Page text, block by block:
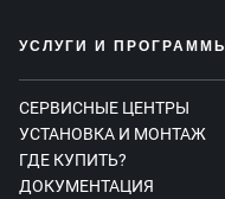
УСЛУГИ И ПРОГРАММЫ
СЕРВИСНЫЕ ЦЕНТРЫ
УСТАНОВКА И МОНТАЖ
ГДЕ КУПИТЬ?
ДОКУМЕНТАЦИЯ